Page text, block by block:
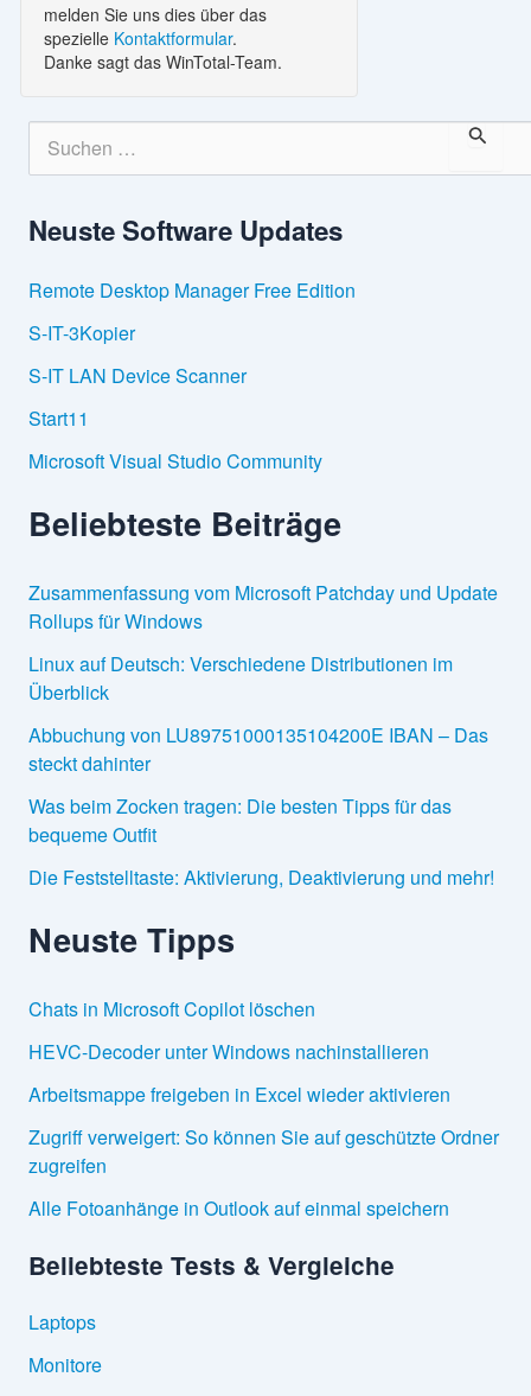
melden Sie uns dies über das
spezielle Kontaktformular.
Danke sagt das WinTotal-Team.
c
e
a
c
h
:
Neuste Software Updates
Remote Desktop Manager Free Edition
S-IT-3Kopier
S-IT LAN Device Scanner
Start11
Microsoft Visual Studio Community
Beliebteste Beiträge
Zusammenfassung vom Microsoft Patchday und Update
Rollups für Windows
Linux auf Deutsch: Verschiedene Distributionen im
Überblick
Abbuchung von LU89751000135104200E IBAN – Das
steckt dahinter
Was beim Zocken tragen: Die besten Tipps für das
bequeme Outfit
Die Feststelltaste: Aktivierung, Deaktivierung und mehr!
Neuste Tipps
Chats in Microsoft Copilot löschen
HEVC-Decoder unter Windows nachinstallieren
Arbeitsmappe freigeben in Excel wieder aktivieren
Zugriff verweigert: So können Sie auf geschützte Ordner
zugreifen
Alle Fotoanhänge in Outlook auf einmal speichern
Beliebteste Tests & Vergleiche
Laptops
Monitore